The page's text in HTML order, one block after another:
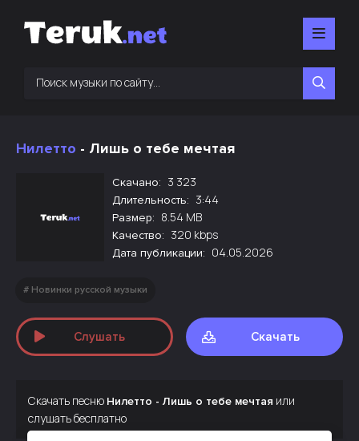
Нилетто - Лишь о тебе мечтая
Скачано: 3 323
Длительность: 3:44
Размер: 8.54 MB
Качество: 320 kbps
Дата публикации: 04.05.2026
Новинки русской музыки
Слушать Скачать
Скачать песню Нилетто - Лишь о тебе мечтая или
слушать бесплатно